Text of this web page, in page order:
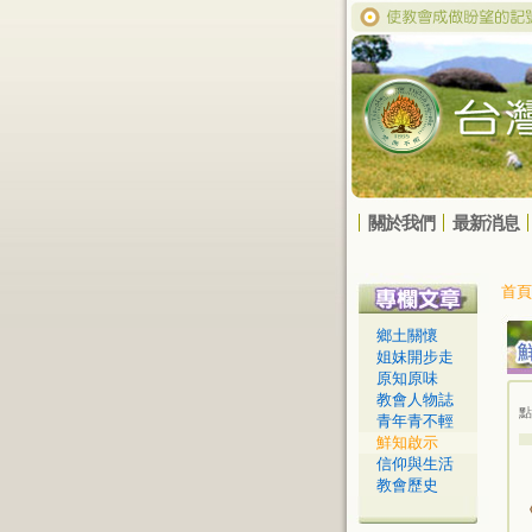
關於我們 最新消息
鄉土關懷
姐妹開步走
原知原味
教會人物誌
青年青不輕
鮮知啟示
信仰與生活
教會歷史
首頁